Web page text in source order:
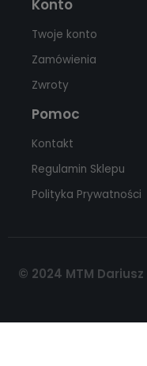
Konto
Twoje konto
Zamówienia
Zwroty
Pomoc
Kontakt
Regulamin Sklepu
Polityka Prywatności
© 2024 MTM